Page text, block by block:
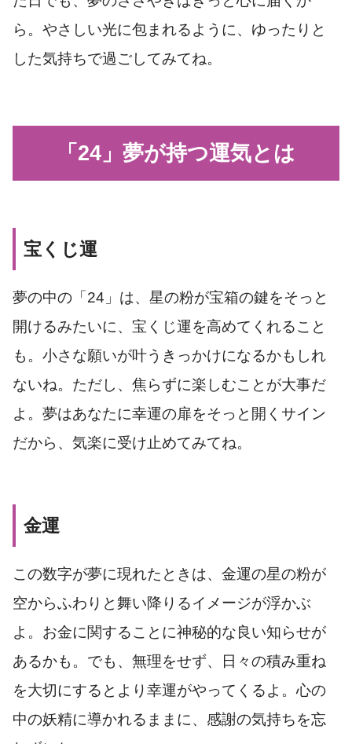
ら。やさしい光に包まれるように、ゆったりと
した気持ちで過ごしてみてね。
「24」夢が持つ運気とは
宝くじ運
夢の中の「24」は、星の粉が宝箱の鍵をそっと
開けるみたいに、宝くじ運を高めてくれること
も。小さな願いが叶うきっかけになるかもしれ
ないね。ただし、焦らずに楽しむことが大事だ
よ。夢はあなたに幸運の扉をそっと開くサイン
だから、気楽に受け止めてみてね。
金運
この数字が夢に現れたときは、金運の星の粉が
空からふわりと舞い降りるイメージが浮かぶ
よ。お金に関することに神秘的な良い知らせが
あるかも。でも、無理をせず、日々の積み重ね
を大切にするとより幸運がやってくるよ。心の
中の妖精に導かれるままに、感謝の気持ちを忘